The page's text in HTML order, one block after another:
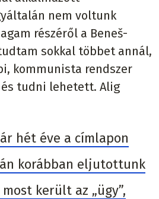
nem voltunk
részéről a Beneš-
sokkal többet annál,
kommunista rendszer
tudni lehetett. Alig
hét éve a címlapon
korábban eljutottunk
került az „ügy”,